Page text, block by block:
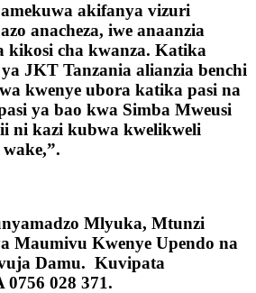
akifanya vizuri
anacheza, iwe anaanzia
kikosi cha kwanza. Katika
JKT Tanzania alianzia benchi
kwenye ubora katika pasi na
ya bao kwa Simba Mweusi
ni kazi kubwa kwelikweli
Mlyuka, Mtunzi
Maumivu Kwenye Upendo na
Damu. Kuvipata
028 371.